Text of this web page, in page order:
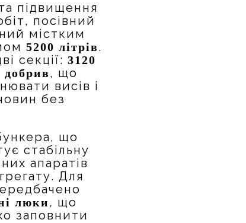
підвищення
посівний
містким
5200 літрів.
секції:3120
добрив, що
висів і
без
що
стабільну
апаратів
Для
люки, що
заповнити